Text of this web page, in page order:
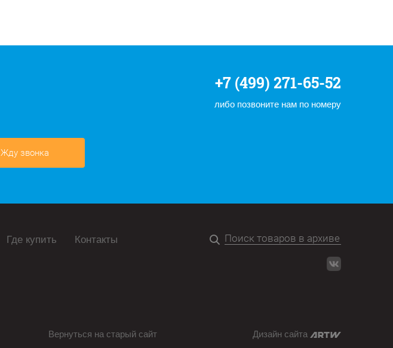
+7 (499) 271-65-52
либо позвоните нам по номеру
Жду звонка
Где купить Контакты
Вернуться на старый сайт Дизайн сайта